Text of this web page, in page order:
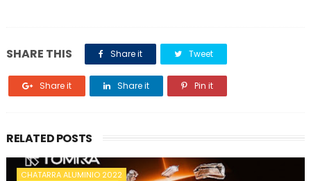
SHARE THIS Share it Tweet
Share it Share it Pin it
RELATED POSTS
CHATARRA ALUMINIO 2022